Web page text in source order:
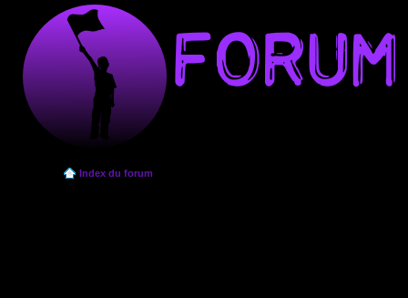
Index du forum